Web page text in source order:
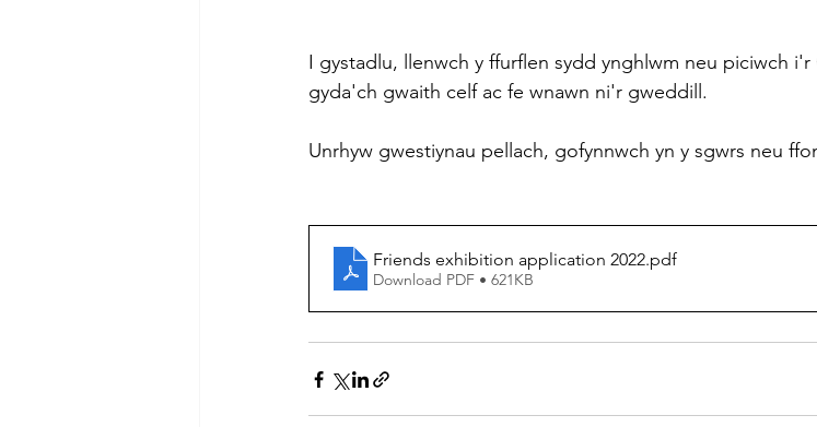
I gystadlu, llenwch y ffurflen sydd ynghlwm neu piciwch
gyda'ch gwaith celf ac fe wnawn ni'r gweddill.
Unrhyw gwestiynau pellach, gofynnwch yn y sgwrs neu
Friends exhibition application 2022.pdf
Download PDF • 621KB